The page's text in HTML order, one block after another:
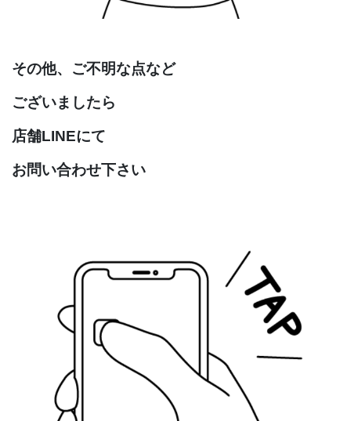
その他、ご不明な点など
ございましたら
店舗LINEにて
お問い合わせ下さい